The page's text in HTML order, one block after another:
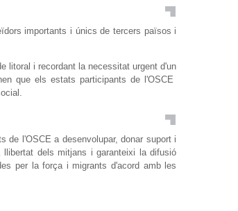
importants i únics de tercers països i
litoral i recordant la necessitat urgent d'un
que els estats participants de l'OSCE
de l'OSCE a desenvolupar, donar suport i
dels mitjans i garanteixi la difusió
per la força i migrants d'acord amb les